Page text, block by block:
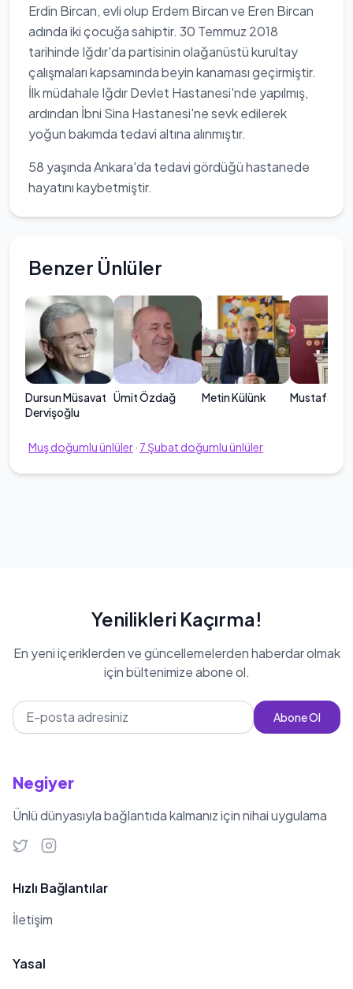
Erdin Bircan, evli olup Erdem Bircan ve Eren Bircan
adında iki çocuğa sahiptir. 30 Temmuz 2018
tarihinde Iğdır'da partisinin olağanüstü kurultay
çalışmaları kapsamında beyin kanaması geçirmiştir.
İlk müdahale Iğdır Devlet Hastanesi'nde yapılmış,
ardından İbni Sina Hastanesi'ne sevk edilerek
yoğun bakımda tedavi altına alınmıştır.
58 yaşında Ankara'da tedavi gördüğü hastanede
hayatını kaybetmiştir.
Benzer Ünlüler
Dursun Müsavat
Dervişoğlu
Ümit Özdağ Metin Külünk Mustafa
Muşdoğumlu ünlüler· 7 Şubat doğumlu ünlüler
Yenilikleri Kaçırma!
En yeni içeriklerden ve güncellemelerden haberdar olmak
için bültenimize abone ol.
Abone Ol
Negiyer
Ünlü dünyasıyla bağlantıda kalmanız için nihai uygulama
Hızlı Bağlantılar
İletişim
Yasal